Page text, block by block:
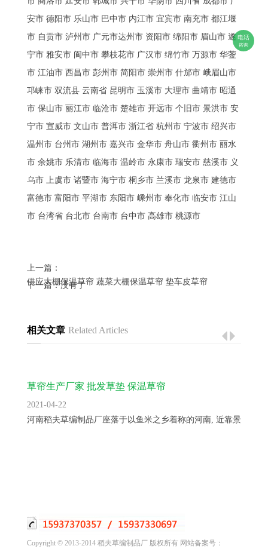
电话
咨询
安市 德阳市 乐山市 巴中市 内江市 宜宾市 南充市 都江堰
市 自贡市 泸州市 广元市达州市 资阳市 绵阳市 眉山市 遂
宁市 雅安市 阆中市 攀枝花市 广汉市 绵竹市 万源市 华蓥
市 江油市 西昌市 彭州市 简阳市 崇州市 什邡市 峨眉山市
邛崃市 双流县 云南省 昆明市 玉溪市 大理市 曲靖市 昭通
市 保山市 丽江市 临沧市 楚雄市 开远市 个旧市 景洪市 安
宁市 宣威市 文山市 普洱市 浙江省 杭州市 宁波市 绍兴市
温州市 台州市 湖州市 嘉兴市 金华市 舟山市 衢州市 丽水
市 余姚市 乐清市 临海市 温岭市 永康市 瑞安市 慈溪市 义
乌市 上虞市 诸暨市 海宁市 桐乡市 兰溪市 龙泉市 建德市
富德市 富阳市 平湖市 东阳市 嵊州市 奉化市 临安市 江山
市 台湾省 台北市 台南市 台中市 高雄市 桃源市
上一篇：
供应大棚保温草帘 蔬菜大棚保温草帘 垫车皮草帘
下一篇：没有了
相关文章 Related Articles
草帘生产厂家 批发草垫 保温草帘
2021-04-22
河南稻夫草编制品厂座落于以鱼米之乡着称的河南, 近靠景色秀...
Copyright © 2013-2014 稻夫草编制品厂 版权所有 网站备案号：